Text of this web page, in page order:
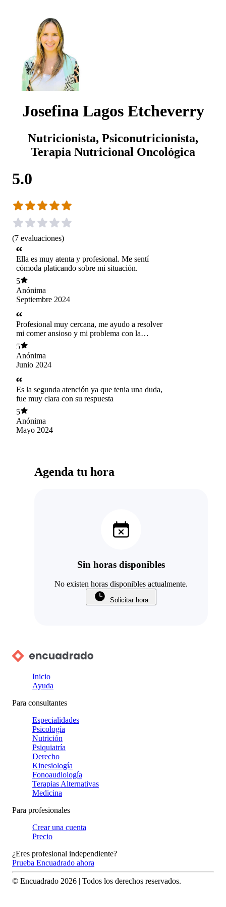
Josefina Lagos Etcheverry
Nutricionista, Psiconutricionista,
Terapia Nutricional Oncológica
5.0
(7 evaluaciones)
Ella es muy atenta y profesional. Me sentí
cómoda platicando sobre mi situación.
5
Anónima
Septiembre 2024
Profesional muy cercana, me ayudo a resolver
mi comer ansioso y mi problema con la
alimentación. Muchas gracias
5
Anónima
Junio 2024
Es la segunda atención ya que tenia una duda,
fue muy clara con su respuesta
5
Anónima
Mayo 2024
Agenda tu hora
Sin horas disponibles
No existen horas disponibles actualmente.
Solicitar hora
Inicio
Ayuda
Para consultantes
Especialidades
Psicología
Nutrición
Psiquiatría
Derecho
Kinesiología
Fonoaudiología
Terapias Alternativas
Medicina
Para profesionales
Crear una cuenta
Precio
¿Eres profesional independiente?
Prueba Encuadrado ahora
© Encuadrado 2026 | Todos los derechos reservados.